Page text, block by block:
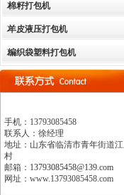
棉籽打包机
羊皮液压打包机
编织袋塑料打包机
手机： 13793085458
联系人：徐经理
地址： 山东省临清市青年街道
村
邮箱： 13793085458@139.com
网址：www.13793085458.com